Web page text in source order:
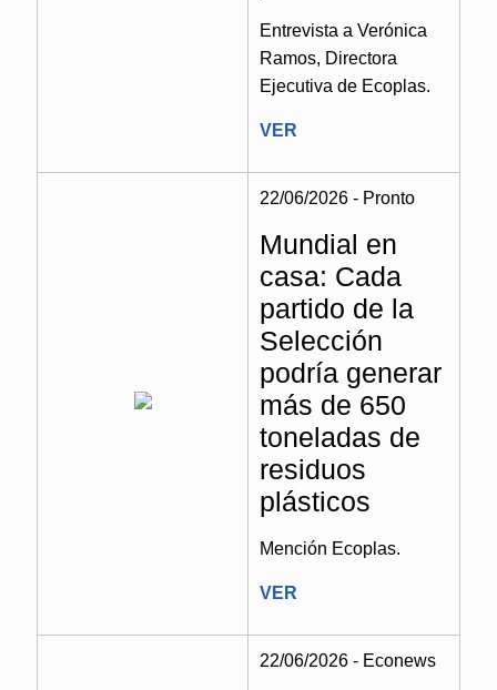
Entrevista a Verónica
Ramos, Directora
Ejecutiva de Ecoplas.
VER
22/06/2026 - Pronto
Mundial en
casa: Cada
partido de la
Selección
podría generar
más de 650
toneladas de
residuos
plásticos
Mención Ecoplas.
VER
22/06/2026 - Econews